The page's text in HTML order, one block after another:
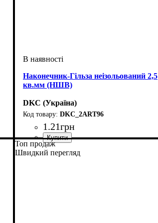
Наконечник-Гільза неізольований 2,5
кв.мм (НШВ)
DKC (Україна)
DKC_2ART96
1.21грн
Обладнання
Матеріал: мідь луджена
Перетин проведення, мм2
Серія: DKC
Топ продаж
Швидкий перегляд